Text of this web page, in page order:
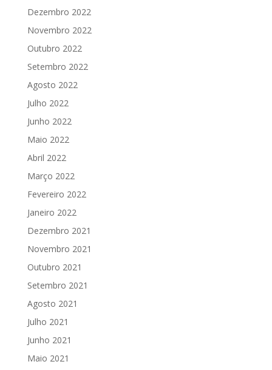
Dezembro 2022
Novembro 2022
Outubro 2022
Setembro 2022
Agosto 2022
Julho 2022
Junho 2022
Maio 2022
Abril 2022
Março 2022
Fevereiro 2022
Janeiro 2022
Dezembro 2021
Novembro 2021
Outubro 2021
Setembro 2021
Agosto 2021
Julho 2021
Junho 2021
Maio 2021